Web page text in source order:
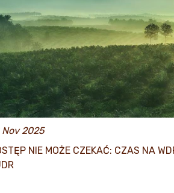
Nov 2025
NIE MOŻE CZEKAĆ: CZAS NA